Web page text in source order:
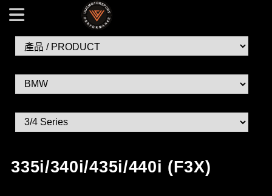
335i/340i/435i/440i (F3X) VVS EXHAUST 汽車排氣管改裝 |
VVS - Exhaust 汽車排氣管改裝
335i/340i/435i/440i (F3X)